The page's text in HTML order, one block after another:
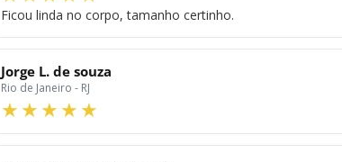
Ficou linda no corpo, tamanho certinho.
Jorge L. de souza
Rio de Janeiro - RJ